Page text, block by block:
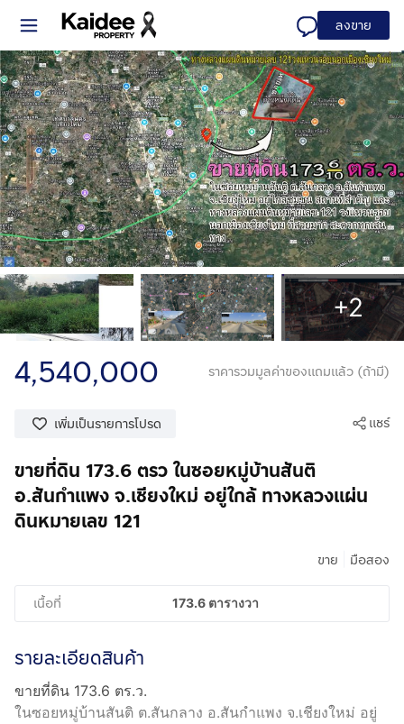
ลงขาย
+2
4,540,000 ราคารวมมูลค่าของแถมแล้ว (ถ้ามี)
เพิ่มเป็นรายการโปรด แชร์
ขายที่ดิน 173.6 ตรว ในซอยหมู่บ้านสันติ
อ.สันกำแพง จ.เชียงใหม่ อยู่ใกล้ ทางหลวงแผ่น
ดินหมายเลข 121
ขาย มือสอง
เนื้อที่ 173.6 ตารางวา
รายละเอียดสินค้า
ขายที่ดิน 173.6 ตร.ว.
ในซอยหมู่บ้านสันติ ต.สันกลาง อ.สันกำแพง จ.เชียงใหม่ อยู่